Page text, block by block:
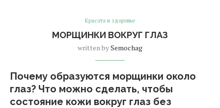
Красота и здоровье
МОРЩИНКИ ВОКРУГ ГЛАЗ
written bySemochag
Почему образуются морщинки около
глаз? Что можно сделать, чтобы
состояние кожи вокруг глаз без